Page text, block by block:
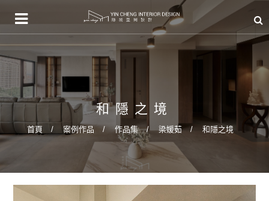
和隱之境
首頁 案例作品 作品集 梁媛茹 和隱之境